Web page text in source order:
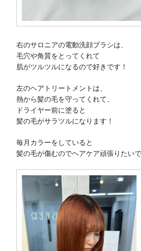
右のサロニアの電動洗顔ブラシは、
毛穴や角質をとってくれて
肌がツルツルになるので好きです！
左のヘアトリートメントは、
熱から髪の毛を守ってくれて、
ドライヤー前に塗ると
髪の毛がサラツルになります！
毎月カラーをしていると
髪の毛が傷むのでヘアケア頑張りたい